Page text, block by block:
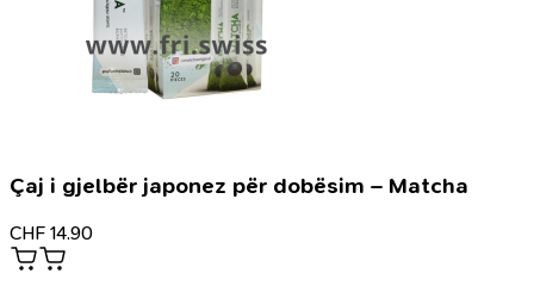
Çaj i gjelbër japonez për dobësim – Matcha
CHF 14.90